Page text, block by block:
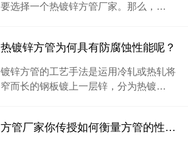
要选择一个热镀锌方管厂家。那么，…
热镀锌方管为何具有防腐蚀性能呢？
镀锌方管的工艺手法是运用冷轧或热轧将
窄而长的钢板镀上一层锌，分为热镀…
方管厂家你传授如何衡量方管的性能？